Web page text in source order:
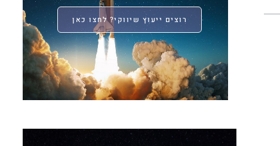
רוצים ייעוץ שיווקי? לחצו כאן